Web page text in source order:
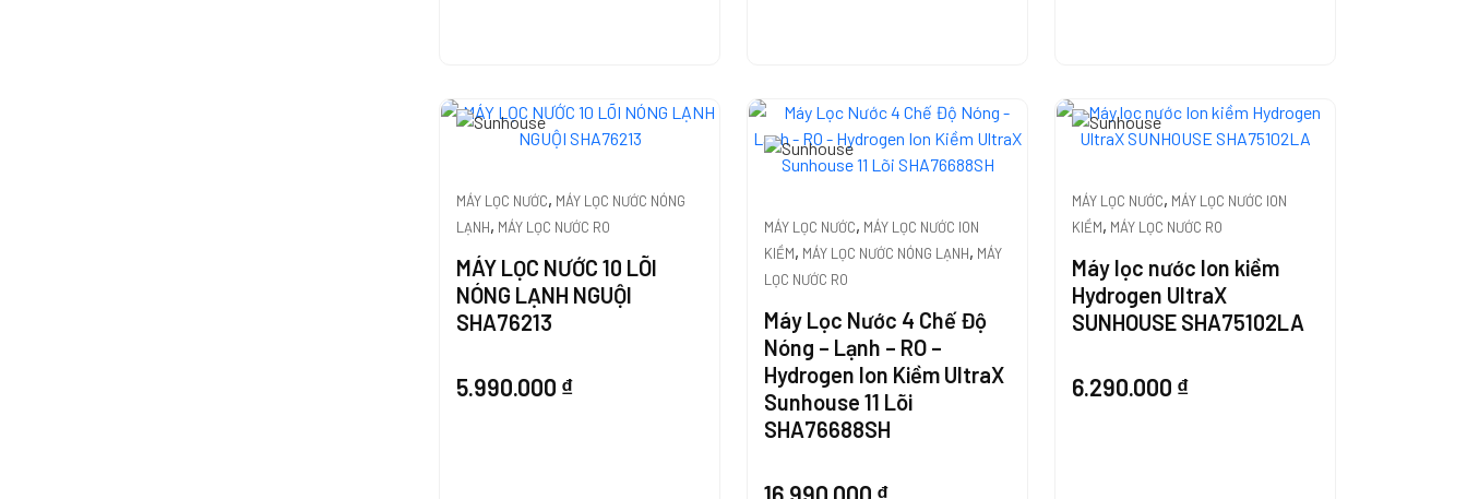
MÁY LỌC NƯỚC, MÁY LỌC NƯỚC NÓNG
LẠNH, MÁY LỌC NƯỚC RO
MÁY LỌC NƯỚC 10 LÕI
NÓNG LẠNH NGUỘI
SHA76213
5.990.000 ₫
MÁY LỌC NƯỚC, MÁY LỌC NƯỚC ION
KIỀM, MÁY LỌC NƯỚC NÓNG LẠNH, MÁY
LỌC NƯỚC RO
Máy Lọc Nước 4 Chế Độ
Nóng – Lạnh – RO –
Hydrogen Ion Kiềm UltraX
Sunhouse 11 Lõi
SHA76688SH
MÁY LỌC NƯỚC, MÁY LỌC NƯỚC ION
KIỀM, MÁY LỌC NƯỚC RO
Máy lọc nước Ion kiềm
Hydrogen UltraX
SUNHOUSE SHA75102LA
6.290.000 ₫